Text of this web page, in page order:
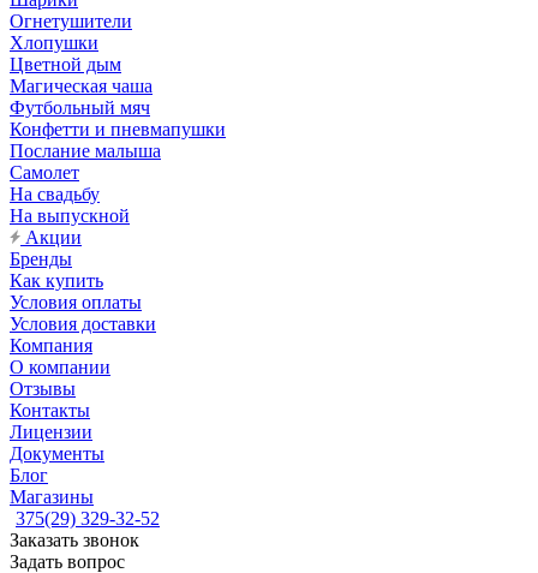
Огнетушители
Хлопушки
Цветной дым
Магическая чаша
Футбольный мяч
Конфетти и пневмапушки
Послание малыша
Самолет
На свадьбу
На выпускной
Акции
Бренды
Как купить
Условия оплаты
Условия доставки
Компания
О компании
Отзывы
Контакты
Лицензии
Документы
Блог
Магазины
375(29) 329-32-52
Заказать звонок
Задать вопрос